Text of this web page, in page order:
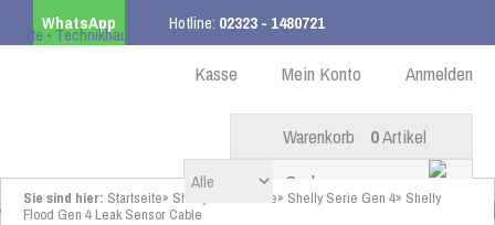
WhatsApp Hotline: 02323 - 1480721
ab 99,00 € innerhalb DE Anmelden
Mein Konto
Kasse
Warenkorb 0Artikel
Sie sind hier: Startseite» Shelly SmartHome» Shelly Serie Gen 4» Shelly
Flood Gen 4 Leak Sensor Cable